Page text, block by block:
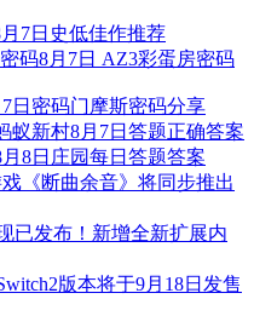
7日史低佳作推荐
码8月7日 AZ3彩蛋房密码
日密码门摩斯密码分享
蚁新村8月7日答题正确答案
8日庄园每日答题答案
《断曲余音》将同步推出
已发布！新增全新扩展内
版本将于9月18日发售